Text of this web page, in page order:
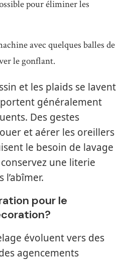
pour éliminer les
avec quelques balles de
le gonflant.
et les plaids se lavent
généralement
Des gestes
et aérer les oreillers
le besoin de lavage
une literie
pour le
évoluent vers des
agencements